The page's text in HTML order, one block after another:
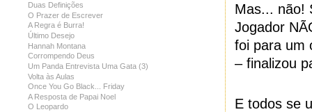
Mas... não!
Jogador
foi para um
– finalizou
E todos se
Duas Definições
O Prazer de Escrever
A Regra é Burra!
Último Desejo
Hannah Montana
Corrompendo Deus
Um Panda Entrevista Uma Gata (3)
Volta às Aulas
Once You Go Black... Friday
A Resposta de Papai Noel
O Leopardo